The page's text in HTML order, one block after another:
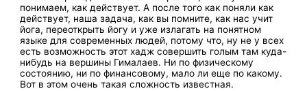
понимаем, как действует. А после того как поняли как
действует, наша задача, как вы помните, как нас учит
йога, переоткрыть йогу и уже излагать на понятном
языке для современных людей, потому что, ну не у всех
есть возможность этот хадж совершить голым там куда-
нибудь на вершины Гималаев. Ни по физическому
состоянию, ни по финансовому, мало ли еще по какому.
Вот в этом очень такая сложность известная.